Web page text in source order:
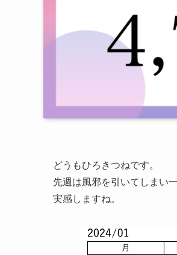
どうもひろきつねです。
先週は風邪を引いてしまい
実感しますね。